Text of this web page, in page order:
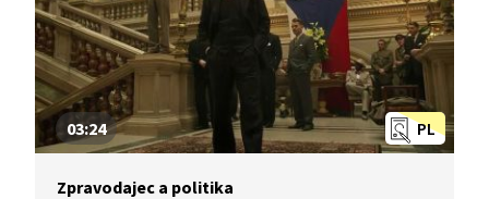
PL
03:24
Zpravodajec a politika